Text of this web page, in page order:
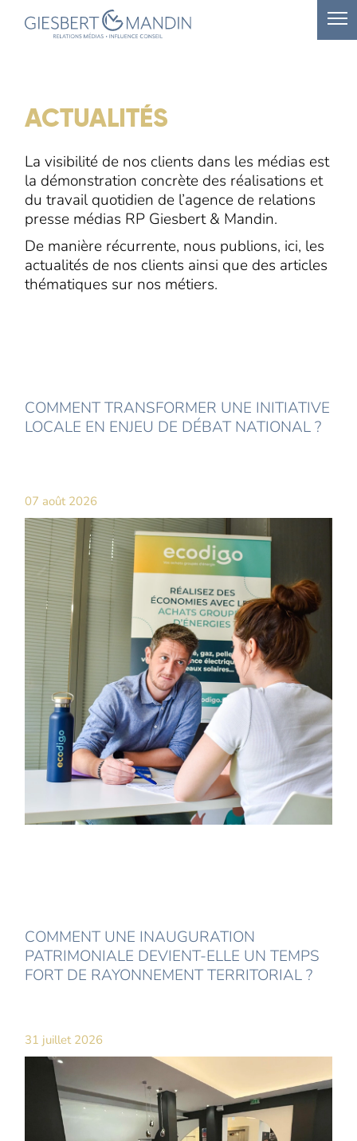
ACTUALITÉS
La visibilité de nos clients dans les médias est
la démonstration concrète des réalisations et
du travail quotidien de l’agence de relations
presse médias RP Giesbert & Mandin.
De manière récurrente, nous publions, ici, les
actualités de nos clients ainsi que des articles
thématiques sur nos métiers.
COMMENT TRANSFORMER UNE INITIATIVE
LOCALE EN ENJEU DE DÉBAT NATIONAL ?
07 août 2026
COMMENT UNE INAUGURATION
PATRIMONIALE DEVIENT-ELLE UN TEMPS
FORT DE RAYONNEMENT TERRITORIAL ?
31 juillet 2026